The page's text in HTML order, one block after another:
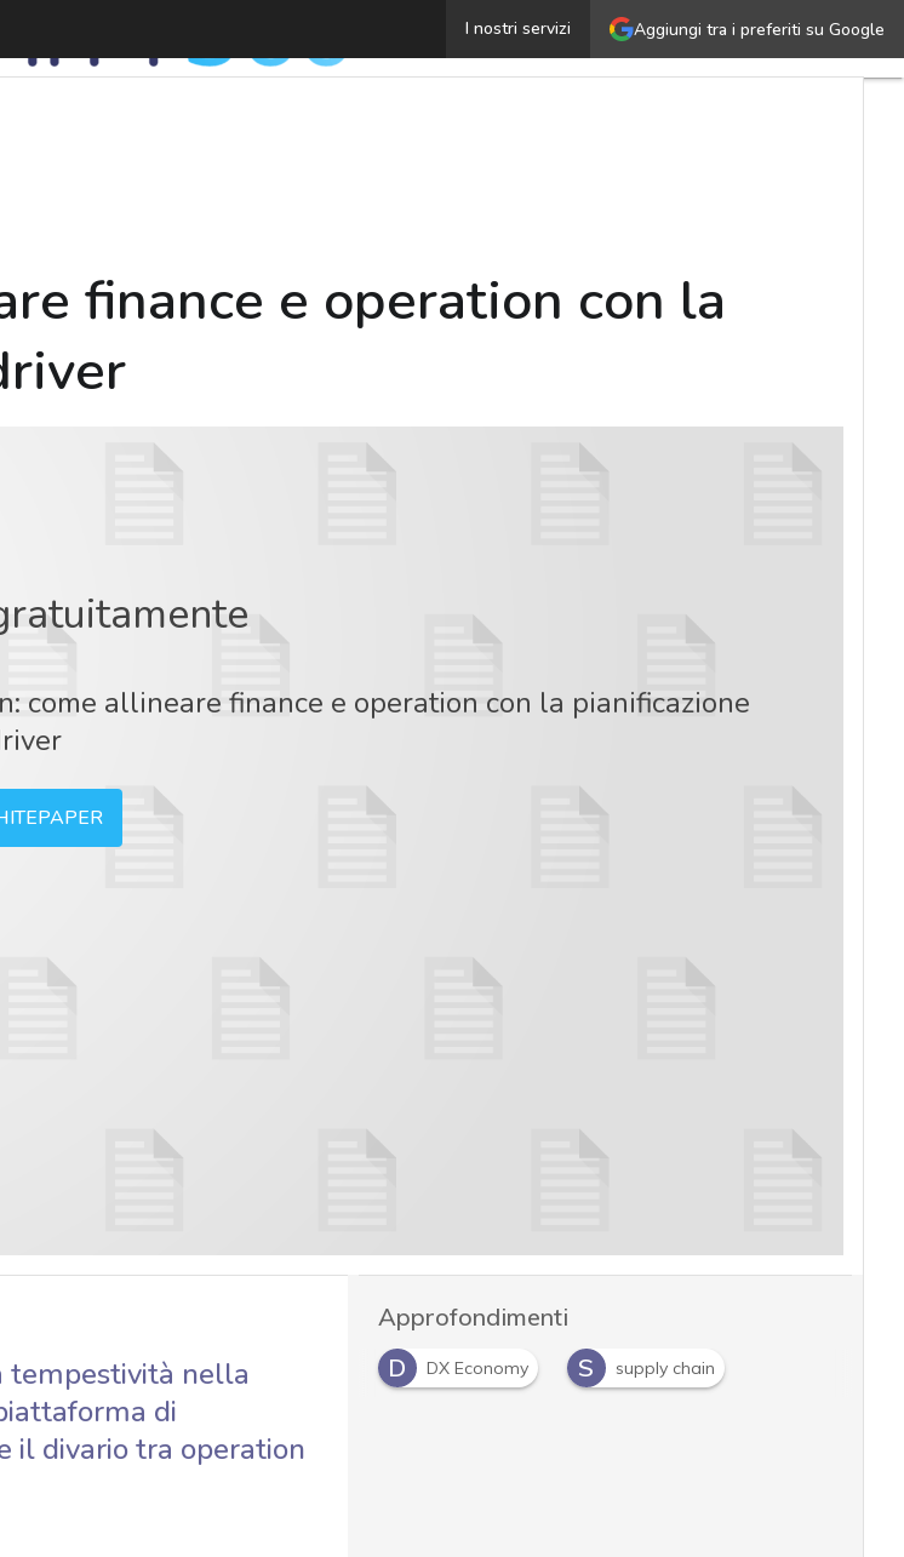
Aggiungi tra i preferiti su Google
I nostri servizi
Supply chain: come allineare finance e operation con
finance e operation con la
come allineare finance e operation con la pianificazione
tempestività nella
di
il divario tra operation
Approfondimenti
D
DX Economy S supply chain